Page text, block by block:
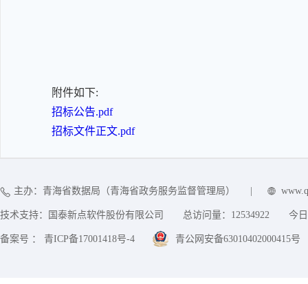
附件如下:
招标公告.pdf
招标文件正文.pdf
主办：青海省数据局（青海省政务服务监督管理局）
技术支持：国泰新点软件股份有限公司 总访问量： 12534922 今
备案号 ： 青ICP备17001418号-4 青公网安备63010402000415号